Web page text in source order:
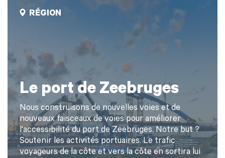
RÉGION
Le port de Zeebruges
Nous construisons de nouvelles voies et de
nouveaux faisceaux de voies pour améliorer
l'accessibilité du port de Zeebruges. Notre but ?
Soutenir les activités portuaires. Le trafic
voyageurs de la côte et vers la côte en sortira lui